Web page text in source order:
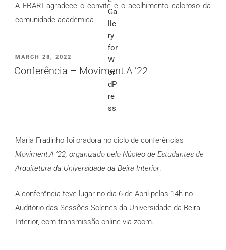
A FRARI agradece o convite e o acolhimento caloroso da
comunidade académica.
PUBLICADO
EM
MARCH 28, 2022
Conferência – Moviment.A ’22
Maria Fradinho foi oradora no ciclo de conferências
Moviment.A ’22, organizado pelo Núcleo de Estudantes de
Arquitetura da Universidade da Beira Interior.
A conferência teve lugar no dia 6 de Abril pelas 14h no
Auditório das Sessões Solenes da Universidade da Beira
Interior, com transmissão online via zoom.